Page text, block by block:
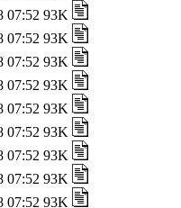
07:52 93K
07:52 93K
07:52 93K
07:52 93K
07:52 93K
07:52 93K
07:52 93K
07:52 93K
07:52 93K